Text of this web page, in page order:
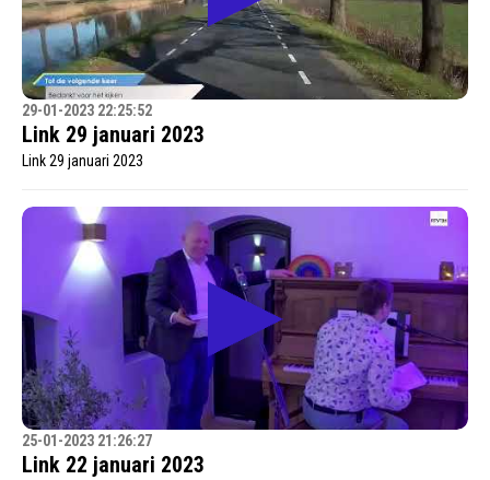
29-01-2023 22:25:52
Link 29 januari 2023
Link 29 januari 2023
25-01-2023 21:26:27
Link 22 januari 2023